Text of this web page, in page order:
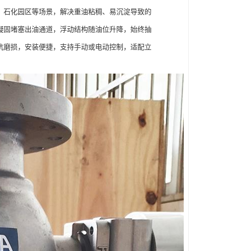
化园区等场景，解决重油粘稠、易沉淀导致的
堵塞出油通道，浮动结构随油位升降，始终抽
损，安装便捷，支持手动或电动控制，适配立